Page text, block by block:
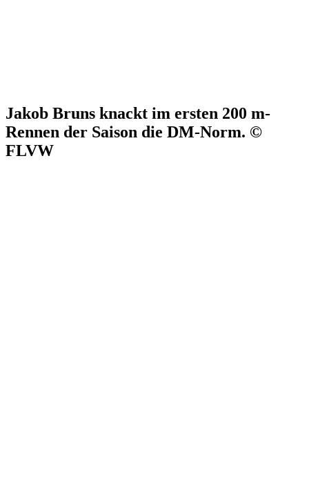
Jakob Bruns knackt im ersten 200 m-
Rennen der Saison die DM-Norm. ©
FLVW